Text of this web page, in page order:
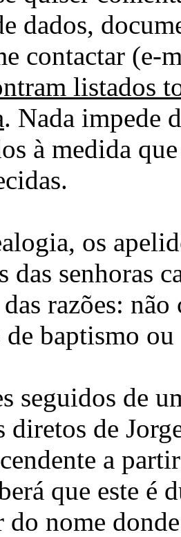
dados,
contactar (e-
listados
. Nada impede
à medida
os
das senhoras
razões:
de baptismo
seguidos de
diretos de
a
que este é
do nome